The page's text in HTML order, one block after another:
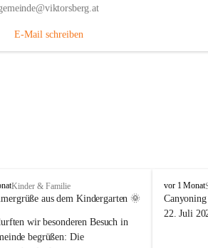
E-Mail schreiben
Kinder & Familie
aus dem Kindergarten 🌞
wir besonderen Besuch in
begrüßen: Die
V
i
k
vor 1 Monat
22. Juli